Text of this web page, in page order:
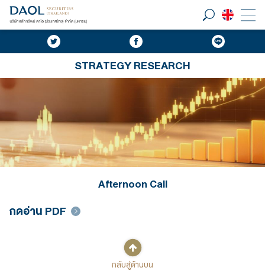
STRATEGY RESEARCH
Afternoon Call
กดอ่าน PDF
กลับสู่ด้านบน